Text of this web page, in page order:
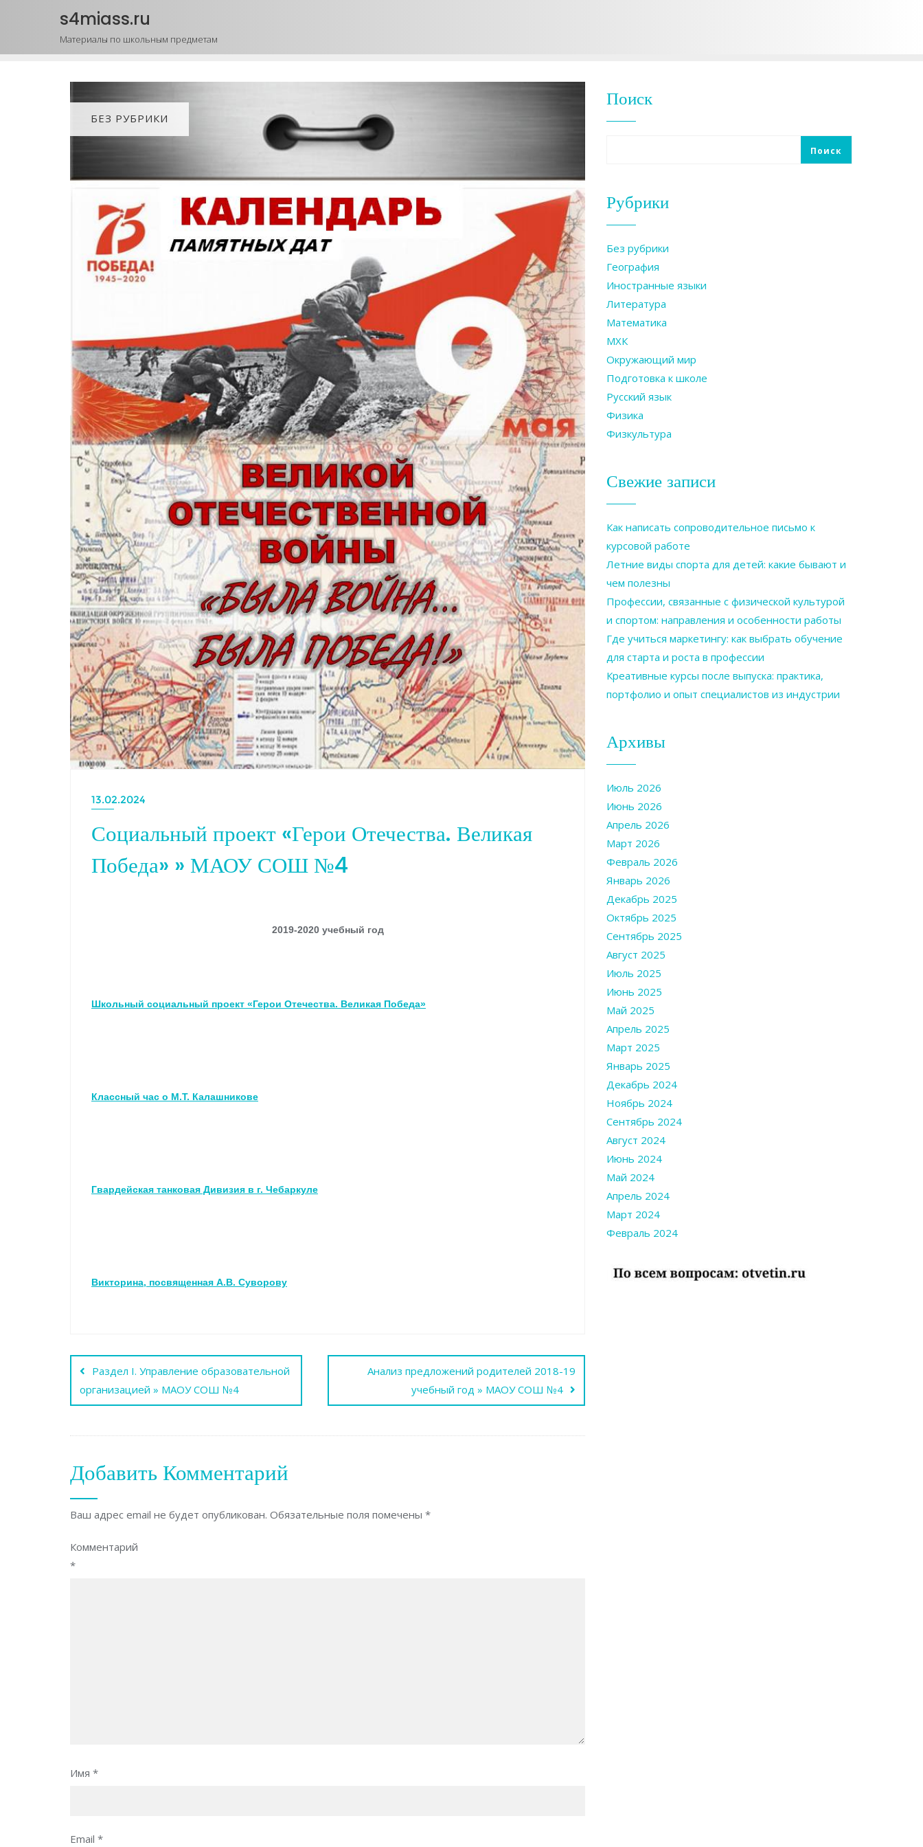
содержимому
s4miass.ru
Материалы по школьным предметам
БЕЗ РУБРИКИ
13.02.2024
Социальный проект «Герои Отечества. Великая
Победа» » МАОУ СОШ №4
2019-2020 учебный год
Школьный социальный проект «Герои Отечества. Великая Победа»
Классный час о М.Т. Калашникове
Гвардейская танковая Дивизия в г. Чебаркуле
Викторина, посвященная А.В. Суворову
Навигация
по
записям
Раздел I. Управление образовательной
организацией » МАОУ СОШ №4
Анализ предложений родителей 2018-19
учебный год » МАОУ СОШ №4
Добавить Комментарий
Ваш адрес email не будет опубликован. Обязательные поля помечены *
Комментарий
*
Имя *
Email *
Поиск
Поиск
Рубрики
Без рубрики
География
Иностранные языки
Литература
Математика
МХК
Окружающий мир
Подготовка к школе
Русский язык
Физика
Физкультура
Свежие записи
Как написать сопроводительное письмо к
курсовой работе
Летние виды спорта для детей: какие бывают и
чем полезны
Профессии, связанные с физической культурой
и спортом: направления и особенности работы
Где учиться маркетингу: как выбрать обучение
для старта и роста в профессии
Креативные курсы после выпуска: практика,
портфолио и опыт специалистов из индустрии
Архивы
Июль 2026
Июнь 2026
Апрель 2026
Март 2026
Февраль 2026
Январь 2026
Декабрь 2025
Октябрь 2025
Сентябрь 2025
Август 2025
Июль 2025
Июнь 2025
Май 2025
Апрель 2025
Март 2025
Январь 2025
Декабрь 2024
Ноябрь 2024
Сентябрь 2024
Август 2024
Июнь 2024
Май 2024
Апрель 2024
Март 2024
Февраль 2024